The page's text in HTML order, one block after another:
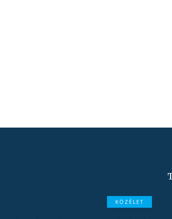
KÖZÉLET